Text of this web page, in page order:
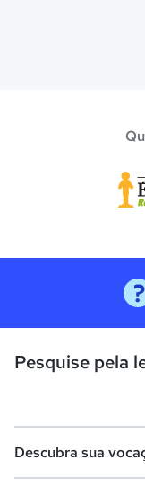
Pesquise pela
Descubra sua